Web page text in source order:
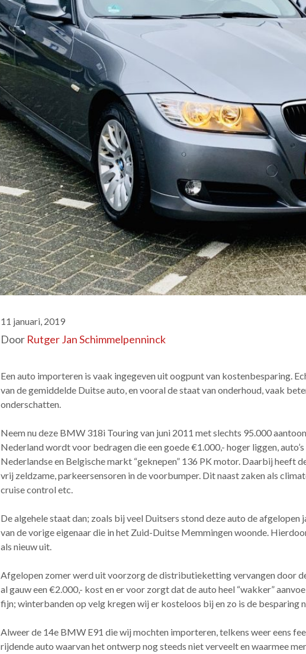
11 januari, 2019
Door Rutger Jan Schimmelpenninck
Een auto importeren is vaak ingegeven uit oogpunt van kostenbesparing.
van de gemiddelde Duitse auto, en vooral de staat van onderhoud, vaak
onderschatten.
Neem nu deze BMW 318i Touring van juni 2011 met slechts 95.000
Nederland wordt voor bedragen die een goede €1.000,- hoger liggen,
Nederlandse en Belgische markt “geknepen” 136 PK motor. Daarbij heeft
vrij zeldzame, parkeersensoren in de voorbumper. Dit naast zaken als
cruise control etc.
De algehele staat dan; zoals bij veel Duitsers stond deze auto de afgelopen
van de vorige eigenaar die in het Zuid-Duitse Memmingen woonde.
als nieuw uit.
Afgelopen zomer werd uit voorzorg de distributieketting vervangen door
al gauw een €2.000,- kost en er voor zorgt dat de auto heel “wakker”
fijn; winterbanden op velg kregen wij er kosteloos bij en zo is de besparing
Alweer de 14e BMW E91 die wij mochten importeren, telkens weer eens
rijdende auto waarvan het ontwerp nog steeds niet verveelt en waarmee